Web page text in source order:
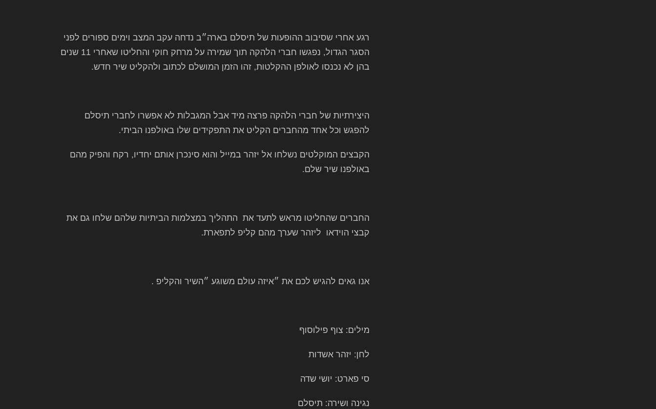
רגע אחרי שסיבוב ההופעות של תיסלם בארה״ב נדחה עקב המצב וימים ספורים לפני
הסגר הגדול, נפגשו חברי הלהקה תוך שמירה על מרחק חוקי והחליטו שאחרי 11 שנים
בהן לא נכנסו לאולפן ההקלטות, זהו הזמן המושלם לכתוב ולהקליט שיר חדש.
היצירתיות של חברי הלהקה פרצה מיד אבל המגבלות לא אפשרו לחברי תיסלם
להפגש וכל אחד מהחברים הקליט את התפקידים שלו באולפנו הביתי.
הקבצים המוקלטים נשלחו אל יזהר במייל והוא סינכרן אותם יחדיו, רקח והפיק מהם
באולפנו שיר שלם.
החברים שהחליטו מראש לתעד את התהליך במצלמות הביתיות שלהם שלחו גם את
קבצי הוידאו ליזהר שערך מהם קליפ לתפארת.
אנו גאים להגיש לכם את ״איזה עולם משוגע ״השיר והקליפ .
מילים: צוף פילוסוף
לחן: יזהר אשדות
סי פארט: יושי שדה
נגינה ושירה: תיסלם